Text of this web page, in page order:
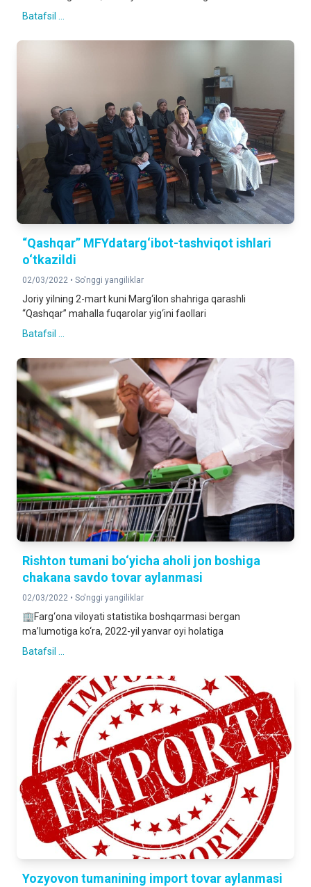
Batafsil ...
“Qashqar” MFYdatarg‘ibot-tashviqot ishlari
o‘tkazildi
02/03/2022 • So'nggi yangiliklar
Joriy yilning 2-mart kuni Marg‘ilon shahriga qarashli
“Qashqar” mahalla fuqarolar yig‘ini faollari
Batafsil ...
Rishton tumani bo‘yicha aholi jon boshiga
chakana savdo tovar aylanmasi
02/03/2022 • So'nggi yangiliklar
🏢Farg‘ona viloyati statistika boshqarmasi bergan
ma’lumotiga ko‘ra, 2022-yil yanvar oyi holatiga
Batafsil ...
Yozyovon tumanining import tovar aylanmasi